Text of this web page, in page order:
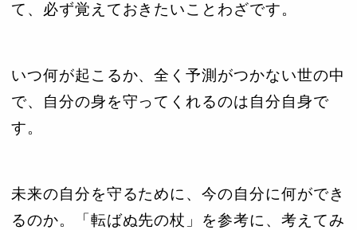
て、必ず覚えておきたいことわざです。
いつ何が起こるか、全く予測がつかない世の中
で、自分の身を守ってくれるのは自分自身で
す。
未来の自分を守るために、今の自分に何ができ
るのか。「転ばぬ先の杖」を参考に、考えてみ